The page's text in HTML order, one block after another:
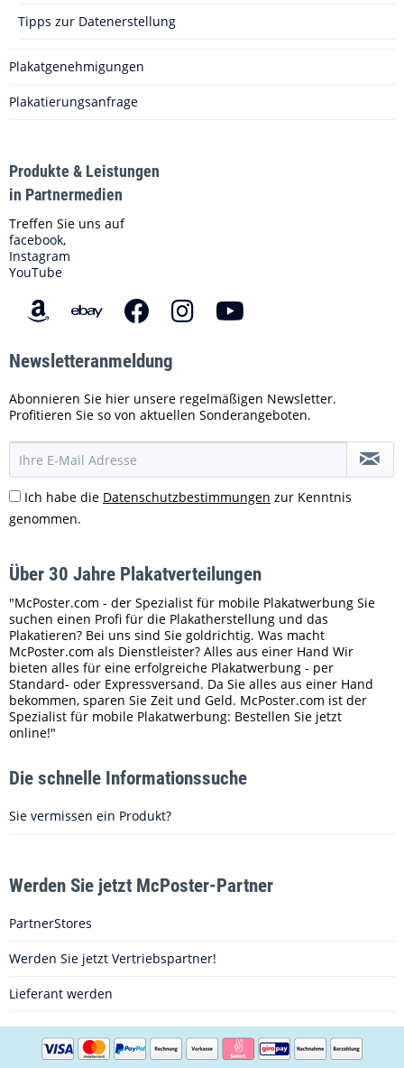
Tipps zur Datenerstellung
Plakatgenehmigungen
Plakatierungsanfrage
Produkte & Leistungen
in Partnermedien
Treffen Sie uns auf
facebook,
Instagram
YouTube
Newsletteranmeldung
Abonnieren Sie hier unsere regelmäßigen Newsletter.
Profitieren Sie so von aktuellen Sonderangeboten.
Ich habe die Datenschutzbestimmungen zur Kenntnis
genommen.
Über 30 Jahre Plakatverteilungen
"McPoster.com - der Spezialist für mobile Plakatwerbung Sie
suchen einen Profi für die Plakatherstellung und das
Plakatieren? Bei uns sind Sie goldrichtig. Was macht
McPoster.com als Dienstleister? Alles aus einer Hand Wir
bieten alles für eine erfolgreiche Plakatwerbung - per
Standard- oder Expressversand. Da Sie alles aus einer Hand
bekommen, sparen Sie Zeit und Geld. McPoster.com ist der
Spezialist für mobile Plakatwerbung: Bestellen Sie jetzt
online!"
Die schnelle Informationssuche
Sie vermissen ein Produkt?
Werden Sie jetzt McPoster-Partner
PartnerStores
Werden Sie jetzt Vertriebspartner!
Lieferant werden